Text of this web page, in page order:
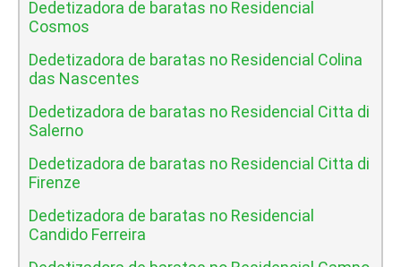
Dedetizadora de baratas no Residencial
Cosmos
Dedetizadora de baratas no Residencial Colina
das Nascentes
Dedetizadora de baratas no Residencial Citta di
Salerno
Dedetizadora de baratas no Residencial Citta di
Firenze
Dedetizadora de baratas no Residencial
Candido Ferreira